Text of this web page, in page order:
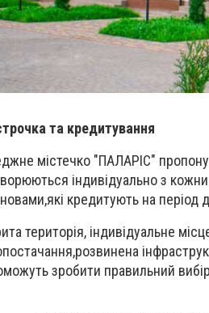
та кредитування
містечко "ПАЛАРІС"
індивідуально з
кредитують на період
територія, індивідуальне
зробити правильний